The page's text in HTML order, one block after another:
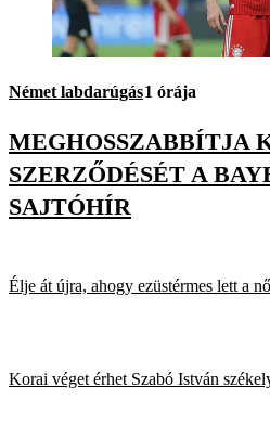
Német labdarúgás1 órája
MEGHOSSZABBÍTJA
SZERZŐDÉSÉT A
SAJTÓHÍR
Élje át újra, ahogy ezüstérmes lett a
Korai véget érhet Szabó István